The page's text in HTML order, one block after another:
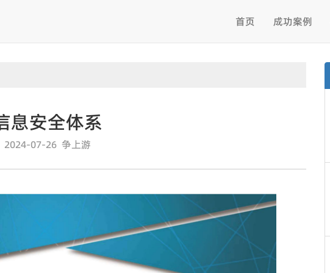
首页 成功案例
息安全体系
2024-07-26 争上游